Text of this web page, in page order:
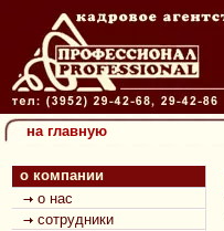
на главную
о компании
о нас
сотрудники